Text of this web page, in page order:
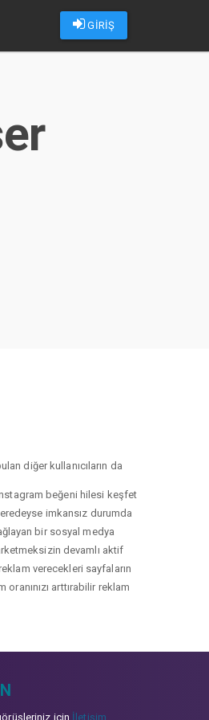
GİRİŞ
diğer kullanıcıların da
beğeni hilesi keşfet
imkansız durumda
bir sosyal medya
devamlı aktif
verecekleri sayfaların
arttırabilir reklam
için İletişim